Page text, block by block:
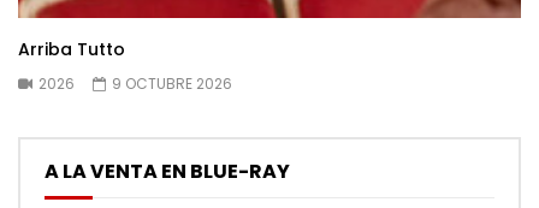
Arriba Tutto
2026 9 OCTUBRE 2026
A LA VENTA EN BLUE-RAY